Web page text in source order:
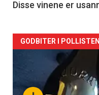
2
Disse vinene er
Forsiden
akkurat
nå
GODBITER I POLLISTEN